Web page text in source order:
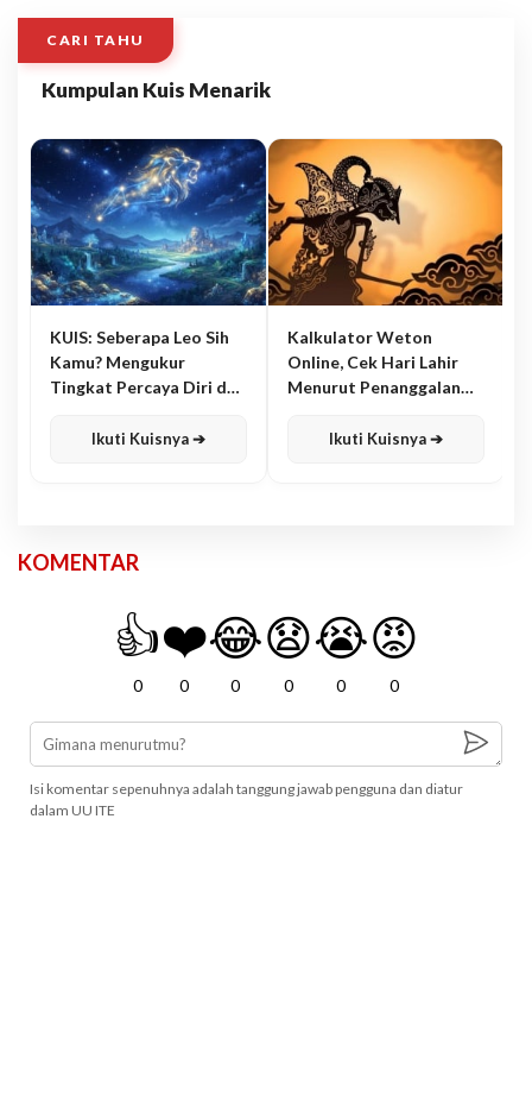
CARI TAHU
Kumpulan Kuis Menarik
KUIS: Seberapa Leo Sih
Kamu? Mengukur
Tingkat Percaya Diri dan
Ikuti Kuisnya ➔
Kalkulator Weton
Online, Cek Hari Lahir
Menurut Penanggalan
Ikuti Kuisnya ➔
KOMENTAR
👍
0
❤️
0
😂
0
😧
0
😭
0
😡
0
Isi komentar sepenuhnya adalah tanggung jawab pengguna dan diatur
dalam UU ITE